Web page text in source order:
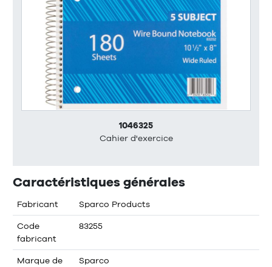
1046325
Cahier d'exercice
Caractéristiques générales
Fabricant Sparco Products
Code
fabricant
83255
Marque de
Sparco